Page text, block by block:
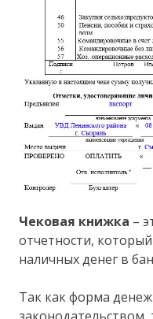
Чековая книжка –
отчетности,
наличных денег в
Так как форма